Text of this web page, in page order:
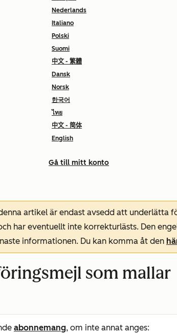
Nederlands
Italiano
Polski
Suomi
中文 - 繁體
Dansk
Norsk
한국어
ไทย
中文 - 简体
English
Gå till mitt konto
artikel är endast avsedd att
har eventuellt inte korrekturlästs. Den
informationen. Du kan komma åt den
som mallar
abonnemang, om inte annat anges: